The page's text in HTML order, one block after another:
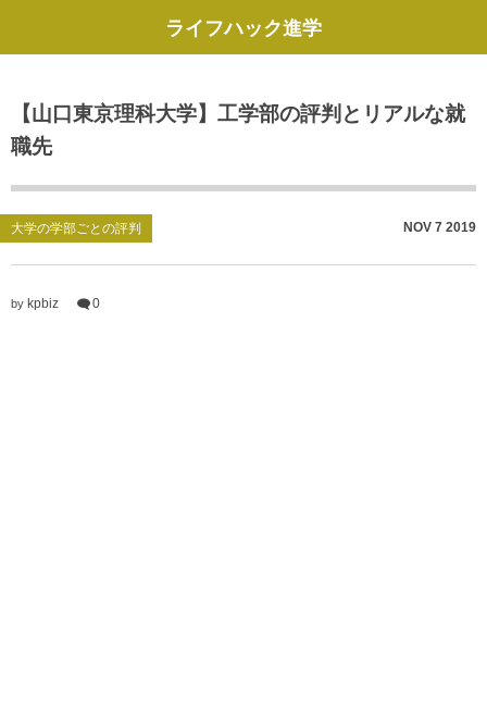
ライフハック進学
【山口東京理科大学】工学部の評判とリアルな就
職先
大学の学部ごとの評判 NOV 7 2019
by kpbiz 0